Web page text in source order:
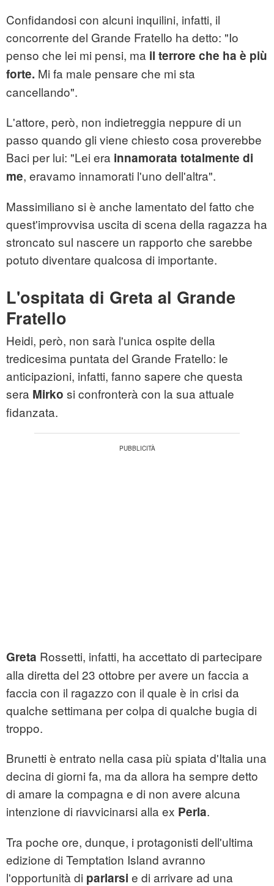
Confidandosi con alcuni inquilini, infatti, il
concorrente del Grande Fratello ha detto: "Io
penso che lei mi pensi, ma il terrore che ha è più
forte. Mi fa male pensare che mi sta
cancellando".
L'attore, però, non indietreggia neppure di un
passo quando gli viene chiesto cosa proverebbe
Baci per lui: "Lei era innamorata totalmente di
me, eravamo innamorati l'uno dell'altra".
Massimiliano si è anche lamentato del fatto che
quest'improvvisa uscita di scena della ragazza ha
stroncato sul nascere un rapporto che sarebbe
potuto diventare qualcosa di importante.
L'ospitata di Greta al Grande
Fratello
Heidi, però, non sarà l'unica ospite della
tredicesima puntata del Grande Fratello: le
anticipazioni, infatti, fanno sapere che questa
sera Mirko si confronterà con la sua attuale
fidanzata.
Greta Rossetti, infatti, ha accettato di partecipare
alla diretta del 23 ottobre per avere un faccia a
faccia con il ragazzo con il quale è in crisi da
qualche settimana per colpa di qualche bugia di
troppo.
Brunetti è entrato nella casa più spiata d'Italia una
decina di giorni fa, ma da allora ha sempre detto
di amare la compagna e di non avere alcuna
intenzione di riavvicinarsi alla ex Perla.
Tra poche ore, dunque, i protagonisti dell'ultima
edizione di Temptation Island avranno
l'opportunità di parlarsi e di arrivare ad una